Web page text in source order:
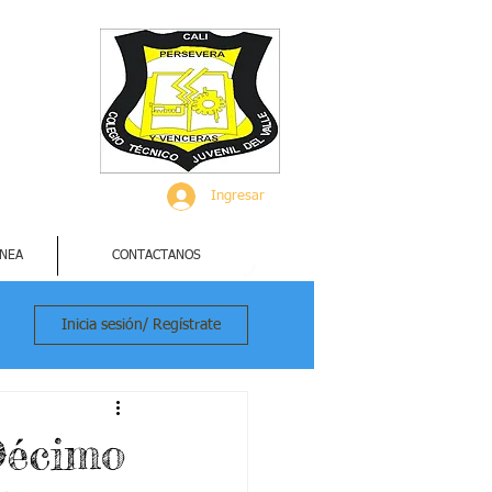
Ingresar
CONTACTANOS
Inicia sesión/ Regístrate